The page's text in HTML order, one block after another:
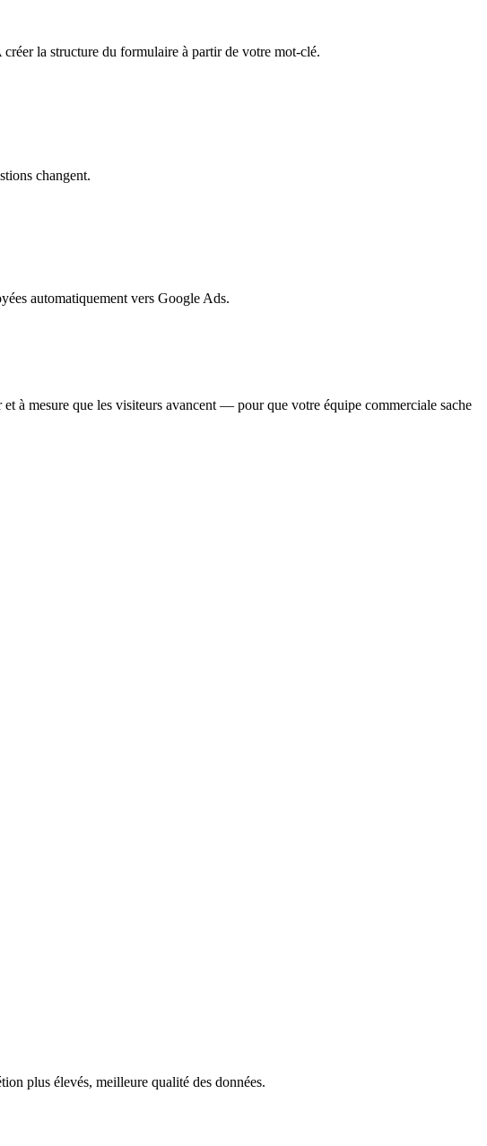
la structure du formulaire à partir de votre mot-clé.
changent.
automatiquement vers Google Ads.
à mesure que les visiteurs avancent — pour que votre équipe commerciale sache
plus élevés, meilleure qualité des données.